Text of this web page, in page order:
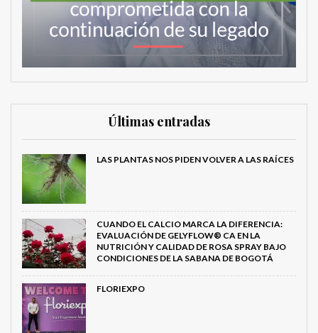
Últimas entradas
LAS PLANTAS NOS PIDEN VOLVER A LAS RAÍCES
CUANDO EL CALCIO MARCA LA DIFERENCIA:
EVALUACIÓN DE GELYFLOW® CA EN LA
NUTRICIÓN Y CALIDAD DE ROSA SPRAY BAJO
CONDICIONES DE LA SABANA DE BOGOTÁ
FLORIEXPO